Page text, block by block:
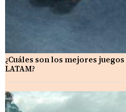
¿Cuáles son los mejores
LATAM?